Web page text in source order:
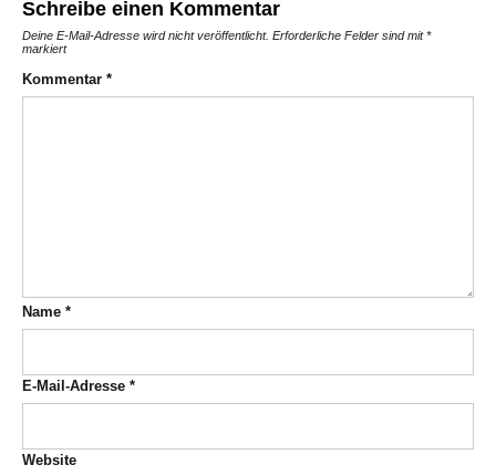
Schreibe einen Kommentar
Deine E-Mail-Adresse wird nicht veröffentlicht. Erforderliche Felder sind mit*
markiert
Kommentar *
Name *
E-Mail-Adresse *
Website